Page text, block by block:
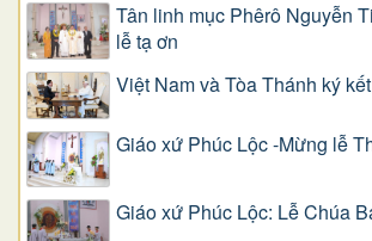
Tân linh mục Phêrô Nguyễn
lễ tạ ơn
Việt Nam và Tòa Thánh ký
Giáo xứ Phúc Lộc -Mừng lễ
Giáo xứ Phúc Lộc: Lễ Chúa